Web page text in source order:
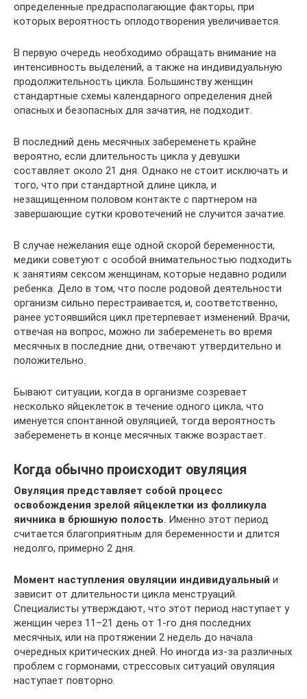
определенные предрасполагающие факторы, при
которых вероятность оплодотворения увеличивается.
В первую очередь необходимо обращать внимание на
интенсивность выделений, а также на индивидуальную
продолжительность цикла. Большинству женщин
стандартные схемы календарного определения дней
опасных и безопасных для зачатия, не подходит.
В последний день месячных забеременеть крайне
вероятно, если длительность цикла у девушки
составляет около 21 дня. Однако не стоит исключать и
того, что при стандартной длине цикла, и
незащищенном половом контакте с партнером на
завершающие сутки кровотечений не случится зачатие.
В случае нежелания еще одной скорой беременности,
медики советуют с особой внимательностью подходить
к занятиям сексом женщинам, которые недавно родили
ребенка. Дело в том, что после родовой деятельности
организм сильно перестраивается, и, соответственно,
ранее устоявшийся цикл претерпевает изменений. Врачи,
отвечая на вопрос, можно ли забеременеть во время
месячных в последние дни, отвечают утвердительно и
положительно.
Бывают ситуации, когда в организме созревает
несколько яйцеклеток в течение одного цикла, что
именуется спонтанной овуляцией, тогда вероятность
забеременеть в конце месячных также возрастает.
Когда обычно происходит овуляция
Овуляция представляет собой процесс
освобождения зрелой яйцеклетки из фолликула
яичника в брюшную полость. Именно этот период
считается благоприятным для беременности и длится
недолго, примерно 2 дня.
Момент наступления овуляции индивидуальный и
зависит от длительности цикла менструаций.
Специалисты утверждают, что этот период наступает у
женщин через 11–21 день от 1-го дня последних
месячных, или на протяжении 2 недель до начала
очередных критических дней. Но иногда из-за различных
проблем с гормонами, стрессовых ситуаций овуляция
наступает повторно.